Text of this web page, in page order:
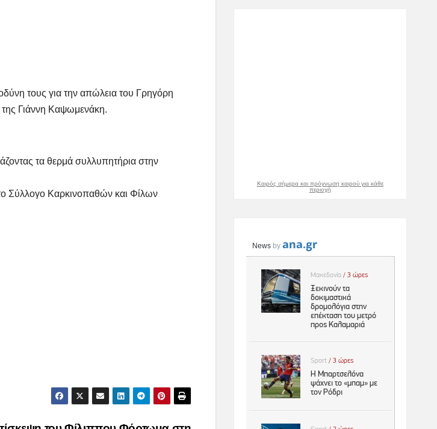
τους για την απώλεια του Γρηγόρη
Γιάννη Καψωμενάκη.
τα θερμά συλλυπητήρια στην
Σύλλογο Καρκινοπαθών και Φίλων
Καιρός σήμερα και πρόγνωση καιρού για κάθε
περιοχή